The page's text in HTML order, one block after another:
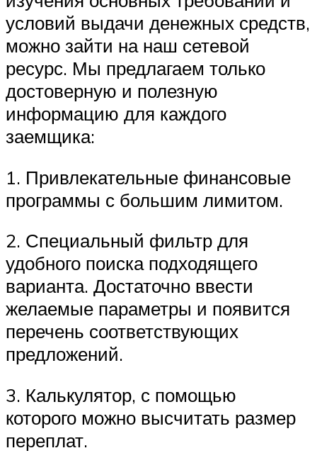
условий выдачи денежных средств,
можно зайти на наш сетевой
ресурс. Мы предлагаем только
достоверную и полезную
информацию для каждого
заемщика:
1. Привлекательные финансовые
программы с большим лимитом.
2. Специальный фильтр для
удобного поиска подходящего
варианта. Достаточно ввести
желаемые параметры и появится
перечень соответствующих
предложений.
3. Калькулятор, с помощью
которого можно высчитать размер
переплат.